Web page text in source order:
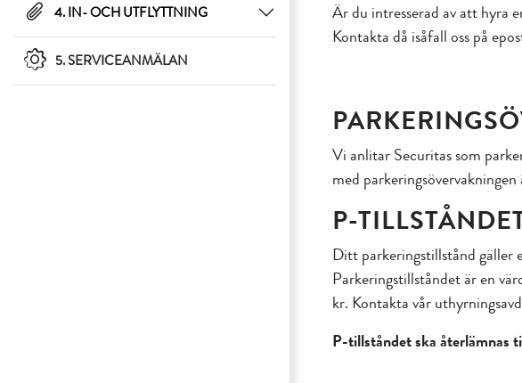
4. IN- OCH UTFLYTTNING
5. SERVICEANMÄLAN
Är du intresserad av att hyra
Kontakta då isåfall oss på
Vi anlitar Securitas som
med
P-
Ditt parkeringstillstånd gäller
Parkeringstillståndet är en
kr. Kontakta vår
P-tillståndet ska återlämnas